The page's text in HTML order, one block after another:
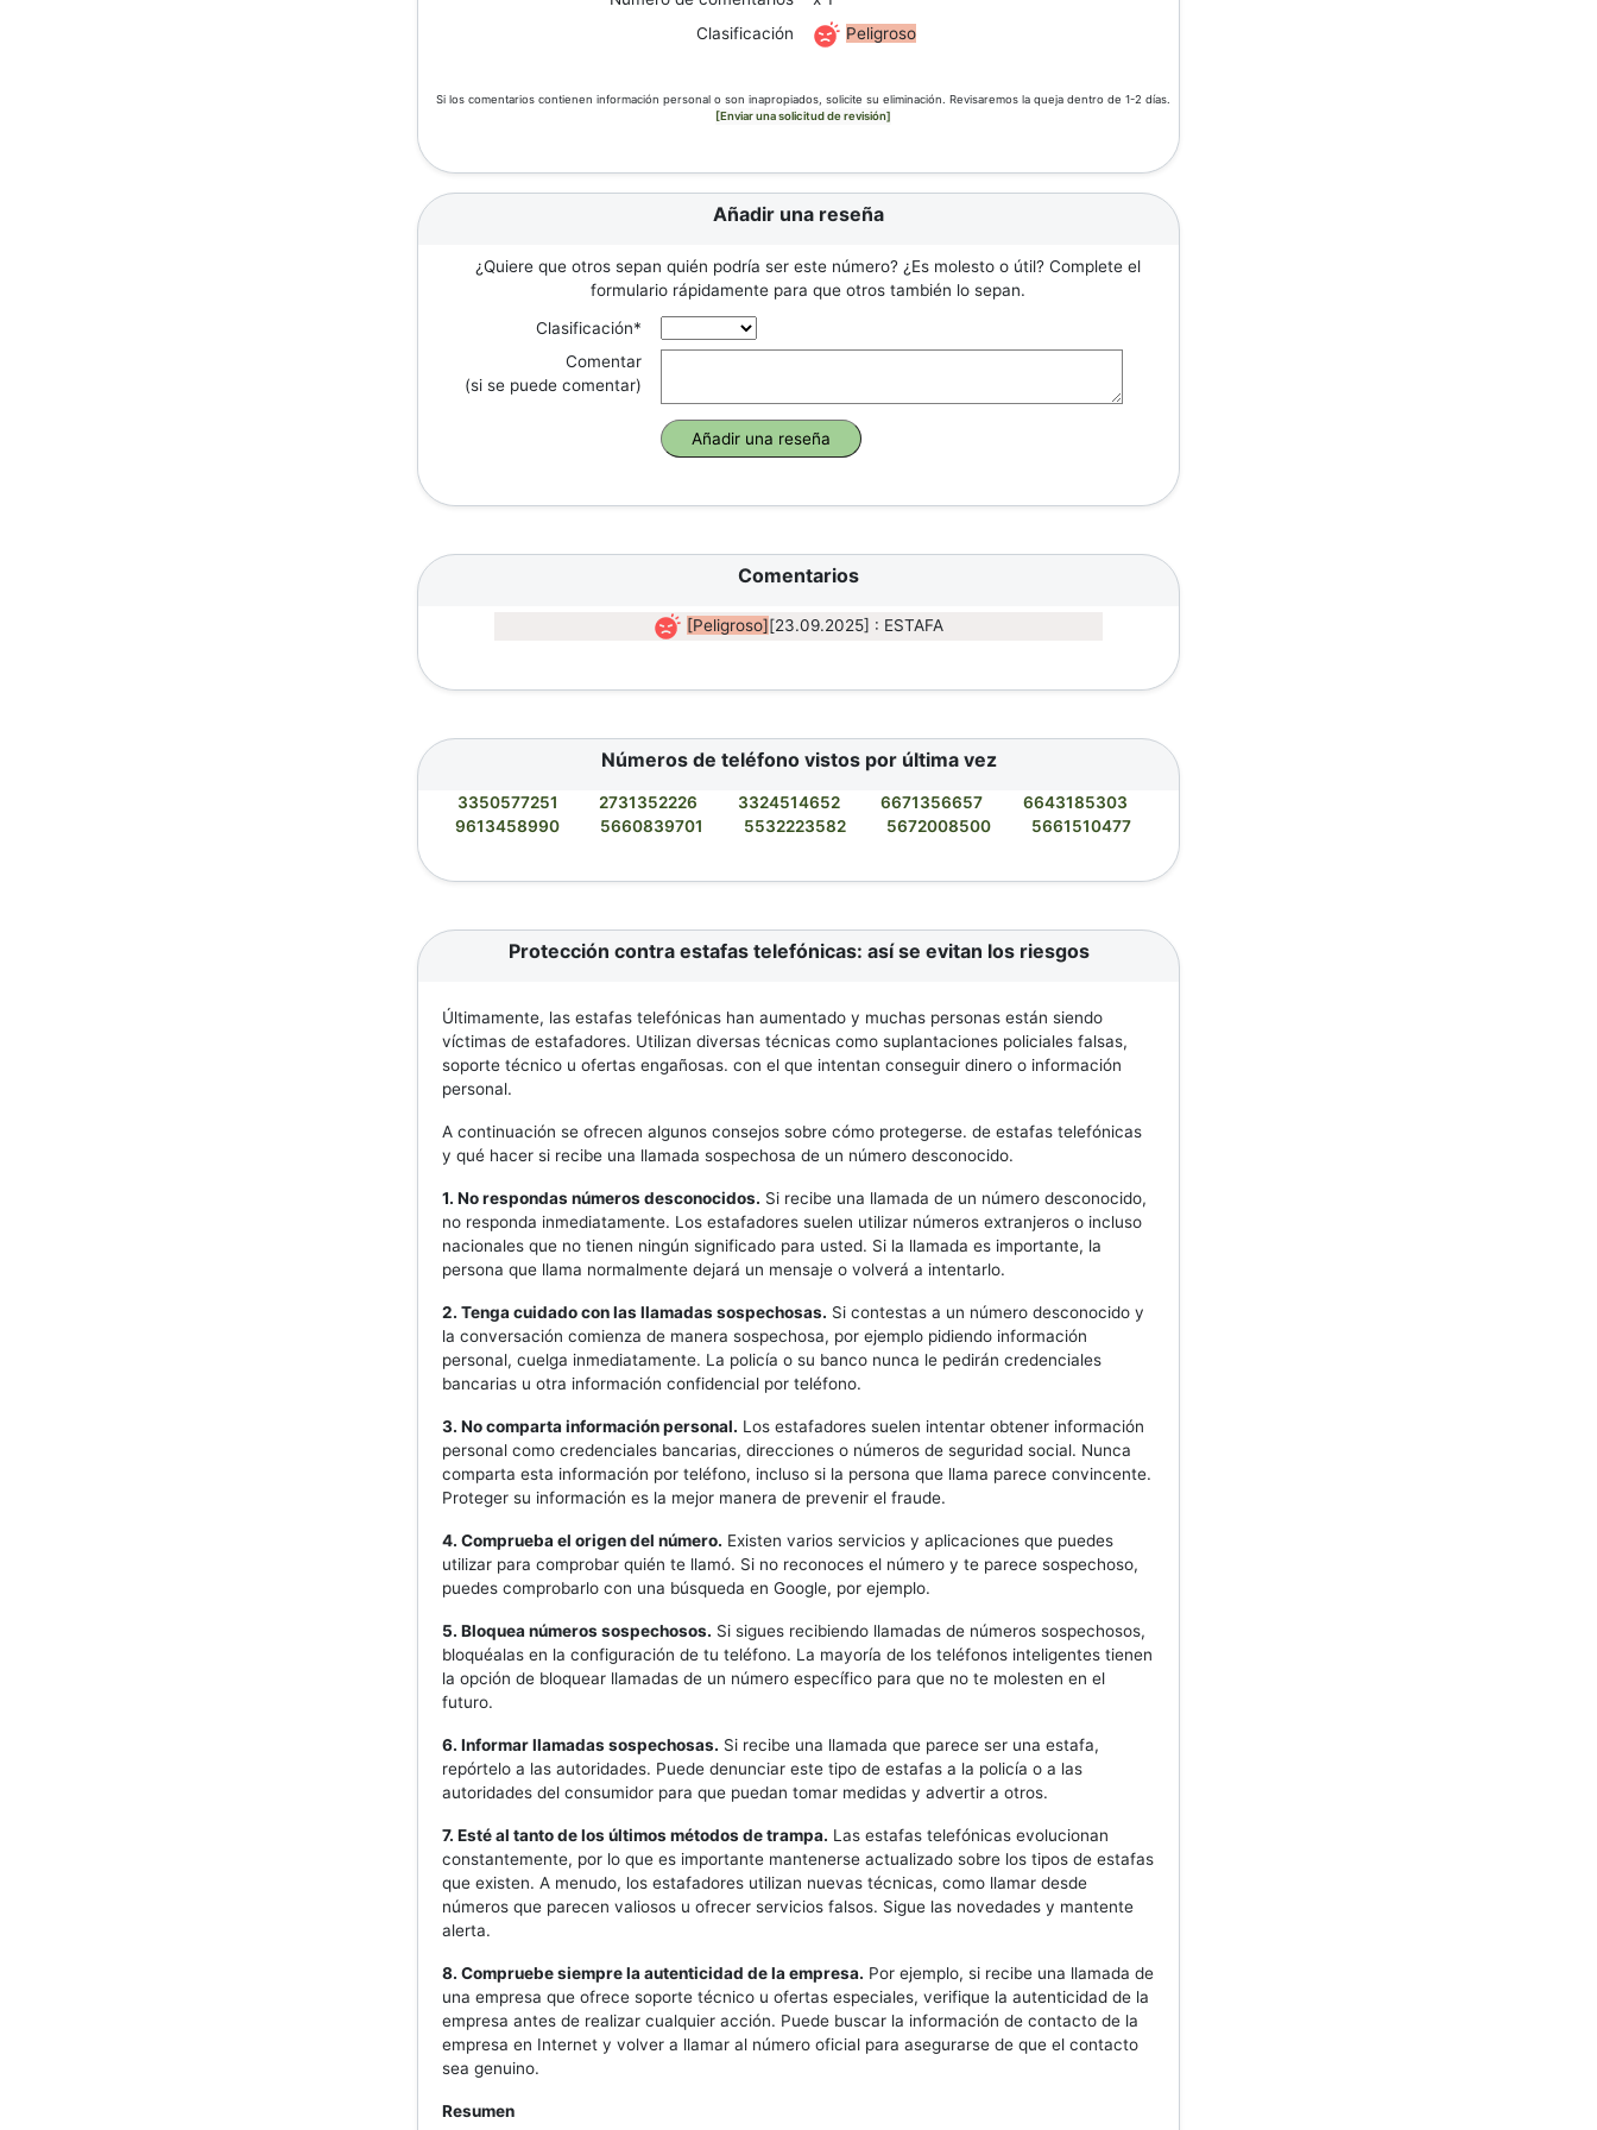
Clasificación
Peligroso
Si los comentarios contienen información personal o son inapropiados, solicite su eliminación. Revisaremos la queja dentro de 1-2 días.
[Enviar una solicitud de revisión]
Añadir una reseña
¿Quiere que otros sepan quién podría ser este número? ¿Es molesto o útil? Complete el
formulario rápidamente para que otros también lo sepan.
Clasificación*
Comentar
(si se puede comentar)
Comentarios
[Peligroso][23.09.2025] : ESTAFA
Números de teléfono vistos por última vez
3350577251 2731352226 3324514652 6671356657
6643185303
9613458990
5660839701 5532223582 5672008500 5661510477
Protección contra estafas telefónicas: así se evitan los riesgos
Últimamente, las estafas telefónicas han aumentado y muchas personas están siendo
víctimas de estafadores. Utilizan diversas técnicas como suplantaciones policiales falsas,
soporte técnico u ofertas engañosas. con el que intentan conseguir dinero o información
personal.
A continuación se ofrecen algunos consejos sobre cómo protegerse. de estafas telefónicas
y qué hacer si recibe una llamada sospechosa de un número desconocido.
1. No respondas números desconocidos. Si recibe una llamada de un número desconocido,
no responda inmediatamente. Los estafadores suelen utilizar números extranjeros o incluso
nacionales que no tienen ningún significado para usted. Si la llamada es importante, la
persona que llama normalmente dejará un mensaje o volverá a intentarlo.
2. Tenga cuidado con las llamadas sospechosas. Si contestas a un número desconocido y
la conversación comienza de manera sospechosa, por ejemplo pidiendo información
personal, cuelga inmediatamente. La policía o su banco nunca le pedirán credenciales
bancarias u otra información confidencial por teléfono.
3. No comparta información personal. Los estafadores suelen intentar obtener información
personal como credenciales bancarias, direcciones o números de seguridad social. Nunca
comparta esta información por teléfono, incluso si la persona que llama parece convincente.
Proteger su información es la mejor manera de prevenir el fraude.
4. Comprueba el origen del número. Existen varios servicios y aplicaciones que puedes
utilizar para comprobar quién te llamó. Si no reconoces el número y te parece sospechoso,
puedes comprobarlo con una búsqueda en Google, por ejemplo.
5. Bloquea números sospechosos. Si sigues recibiendo llamadas de números sospechosos,
bloquéalas en la configuración de tu teléfono. La mayoría de los teléfonos inteligentes tienen
la opción de bloquear llamadas de un número específico para que no te molesten en el
futuro.
6. Informar llamadas sospechosas. Si recibe una llamada que parece ser una estafa,
repórtelo a las autoridades. Puede denunciar este tipo de estafas a la policía o a las
autoridades del consumidor para que puedan tomar medidas y advertir a otros.
7. Esté al tanto de los últimos métodos de trampa. Las estafas telefónicas evolucionan
constantemente, por lo que es importante mantenerse actualizado sobre los tipos de estafas
que existen. A menudo, los estafadores utilizan nuevas técnicas, como llamar desde
números que parecen valiosos u ofrecer servicios falsos. Sigue las novedades y mantente
alerta.
8. Compruebe siempre la autenticidad de la empresa. Por ejemplo, si recibe una llamada de
una empresa que ofrece soporte técnico u ofertas especiales, verifique la autenticidad de la
empresa antes de realizar cualquier acción. Puede buscar la información de contacto de la
empresa en Internet y volver a llamar al número oficial para asegurarse de que el contacto
sea genuino.
Resumen